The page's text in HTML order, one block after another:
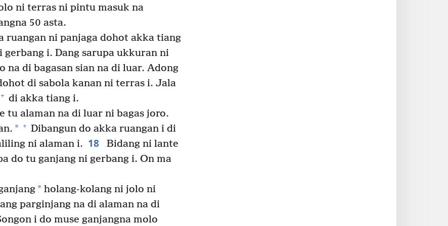
ni terras ni pintu masuk na
50 asta.
ruangan ni panjaga dohot akka tiang
i. Dang sarupa ukkuran ni
na di bagasan sian na di luar. Adong
di sabola kanan ni terras i. Jala
+ di akka tiang i.
tu alaman na di luar ni bagas joro.
* + Dibangun do akka ruangan i di
ni alaman i. 18
Bidang ni lante
do tu ganjang ni gerbang i. On ma
*holang-kolang ni jolo ni
parginjang na di alaman na di
i do muse ganjangna molo